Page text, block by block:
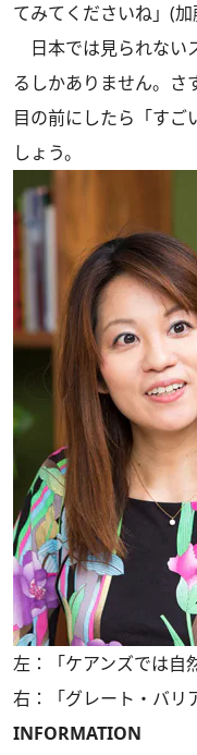
てみてくださいね」(加
日本では見られない
るしかありません。さ
目の前にしたら「すご
しょう。
左：「ケアンズでは自
右：「グレート・バリ
INFORMATION